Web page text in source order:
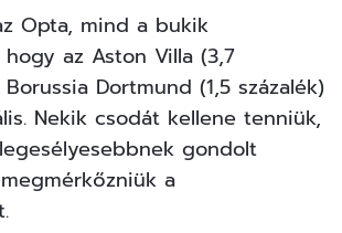
Opta, mind a bukik
az Aston Villa (3,7
Dortmund (1,5 százalék)
Nekik csodát kellene tenniük,
gondolt
a